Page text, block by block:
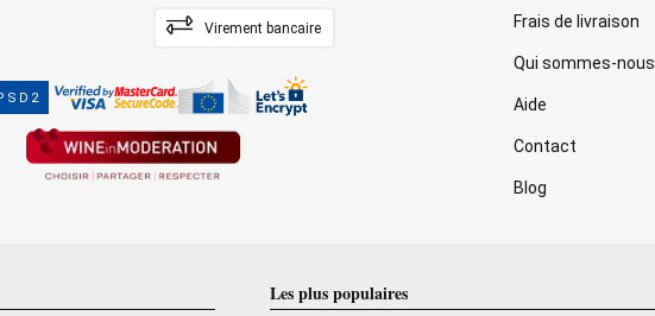
Virement bancaire Frais de livraison
Qui sommes-nous
Aide
Contact
Blog
Les plus populaires